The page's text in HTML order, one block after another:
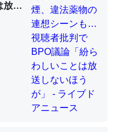
でたまに覗いてる。ぼ
あと、Googleマップで
充電中かが分かるので
歳と僕。ITツール導入で
放送
ー